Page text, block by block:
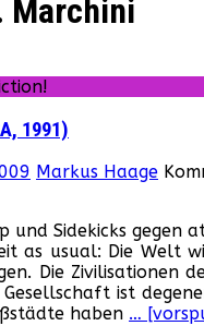
Marchini
1991)
Markus Haage
und Sidekicks gegen
as usual: Die Welt
Die Zivilisationen
ist
haben …